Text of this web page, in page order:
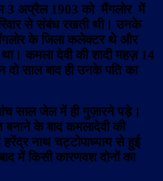
3 अप्रैल 1903 को मैंगलोर में
से संबंध रखती थी। उनके
के जिला कलेक्टर थे और
कमला देवी की शादी महज़ 14
साल बाद ही उनके पति का
साल जेल में ही गुज़ारने पड़े।
के बाद कमलादेवी की
नाथ चट्टोपाध्याय से हुई
में किसी कारणवश दोनों का